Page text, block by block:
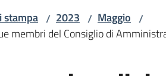
stampa / 2023 / Maggio /
membri del Consiglio di